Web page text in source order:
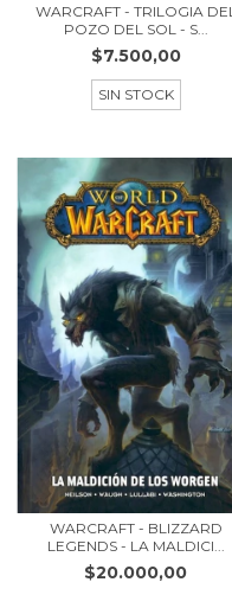
WARCRAFT - TRILOGIA DEL
POZO DEL SOL - S...
$7.500,00
SIN STOCK
WARCRAFT - BLIZZARD
LEGENDS - LA MALDICI...
$20.000,00